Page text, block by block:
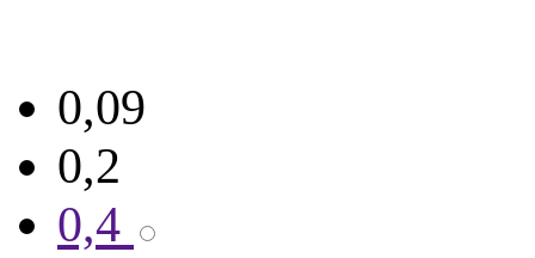
0,09
0,2
0,4